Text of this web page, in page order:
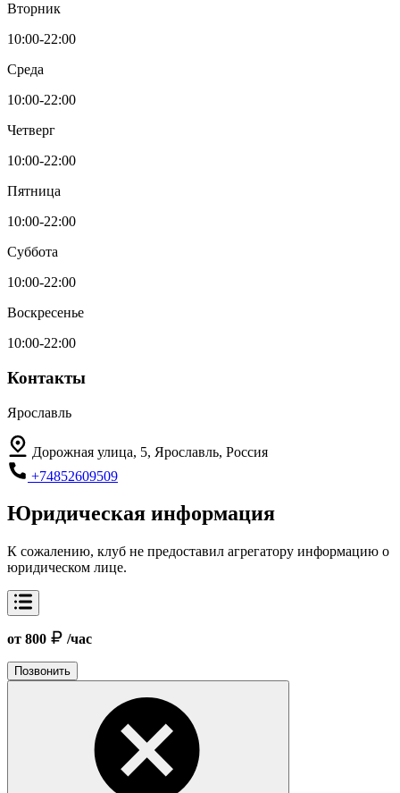
Вторник
10:00-22:00
Среда
10:00-22:00
Четверг
10:00-22:00
Пятница
10:00-22:00
Суббота
10:00-22:00
Воскресенье
10:00-22:00
Контакты
Ярославль
Дорожная улица, 5, Ярославль, Россия
+74852609509
Юридическая информация
К сожалению, клуб не предоставил агрегатору информацию о
юридическом лице.
от 800 /час
Позвонить